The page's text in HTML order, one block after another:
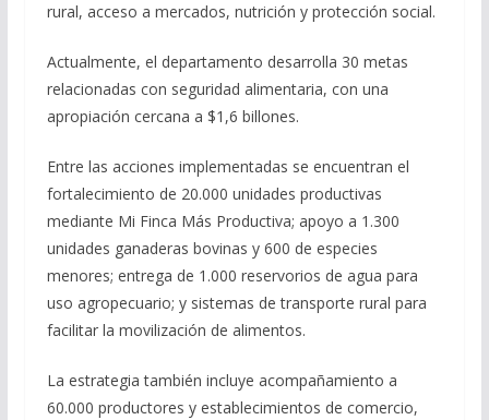
rural, acceso a mercados, nutrición y protección social.
Actualmente, el departamento desarrolla 30 metas
relacionadas con seguridad alimentaria, con una
apropiación cercana a $1,6 billones.
Entre las acciones implementadas se encuentran el
fortalecimiento de 20.000 unidades productivas
mediante Mi Finca Más Productiva; apoyo a 1.300
unidades ganaderas bovinas y 600 de especies
menores; entrega de 1.000 reservorios de agua para
uso agropecuario; y sistemas de transporte rural para
facilitar la movilización de alimentos.
La estrategia también incluye acompañamiento a
60.000 productores y establecimientos de comercio,